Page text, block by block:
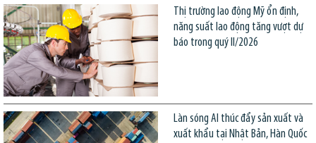
Thị trường lao động Mỹ ổn định,
năng suất lao động tăng vượt dự
báo trong quý II/2026
Làn sóng AI thúc đẩy sản xuất và
xuất khẩu tại Nhật Bản, Hàn Quốc